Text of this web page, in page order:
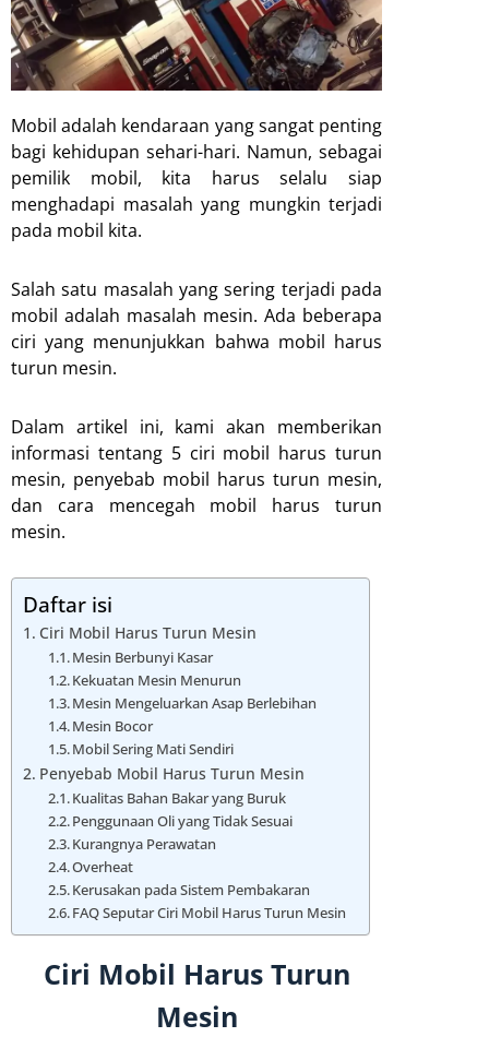
Mobil adalah kendaraan yang sangat penting
bagi kehidupan sehari-hari. Namun, sebagai
pemilik mobil, kita harus selalu siap
menghadapi masalah yang mungkin terjadi
pada mobil kita.
Salah satu masalah yang sering terjadi pada
mobil adalah masalah mesin. Ada beberapa
ciri yang menunjukkan bahwa mobil harus
turun mesin.
Dalam artikel ini, kami akan memberikan
informasi tentang 5 ciri mobil harus turun
mesin, penyebab mobil harus turun mesin,
dan cara mencegah mobil harus turun
mesin.
Daftar isi
Ciri Mobil Harus Turun Mesin
Mesin Berbunyi Kasar
Kekuatan Mesin Menurun
Mesin Mengeluarkan Asap Berlebihan
Mesin Bocor
Mobil Sering Mati Sendiri
Penyebab Mobil Harus Turun Mesin
Kualitas Bahan Bakar yang Buruk
Penggunaan Oli yang Tidak Sesuai
Kurangnya Perawatan
Overheat
Kerusakan pada Sistem Pembakaran
FAQ Seputar Ciri Mobil Harus Turun Mesin
Ciri Mobil Harus Turun
Mesin